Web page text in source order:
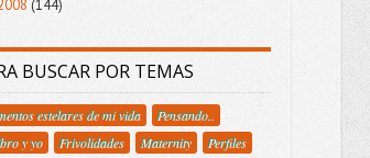
(144)
BUSCAR POR TEMAS
estelares de mi vida
Pensando..
y yo
Frivolidades Maternity
Perfiles